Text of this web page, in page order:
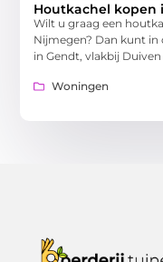
Houtkachel kopen
Wilt u graag een
Nijmegen? Dan kunt
in Gendt, vlakbij
Woningen